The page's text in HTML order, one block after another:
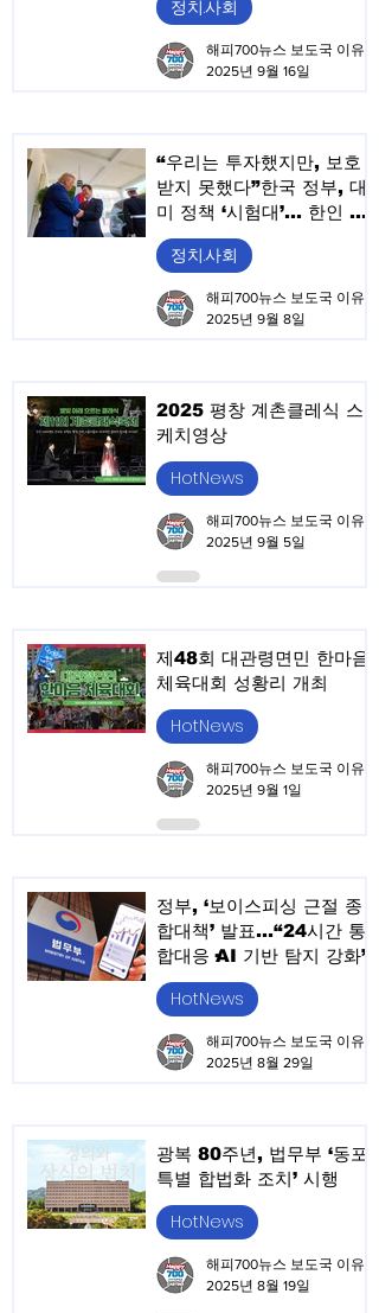
정치.사회
2025년 9월 16일
“우리는 투자했지만, 보호
받지 못했다”한국 정부, 대
미 정책 ‘시험대’… 한인 사
회 “배신감·불안감 확산”
정치.사회
2025년 9월 8일
2025 평창 계촌클레식 스
케치영상
HotNews
2025년 9월 5일
제48회 대관령면민 한마음
체육대회 성황리 개최
HotNews
2025년 9월 1일
정부, ‘보이스피싱 근절 종
합대책’ 발표…“24시간 통
합대응·AI 기반 탐지 강화”
HotNews
2025년 8월 29일
광복 80주년, 법무부 ‘동포
특별 합법화 조치’ 시행
HotNews
2025년 8월 19일